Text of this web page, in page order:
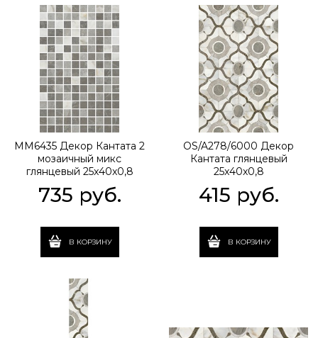
MM6435 Декор Кантата 2
мозаичный микс
глянцевый 25x40x0,8
735 руб.
В КОРЗИНУ
OS/A278/6000 Декор
Кантата глянцевый
25x40x0,8
415 руб.
В КОРЗИНУ